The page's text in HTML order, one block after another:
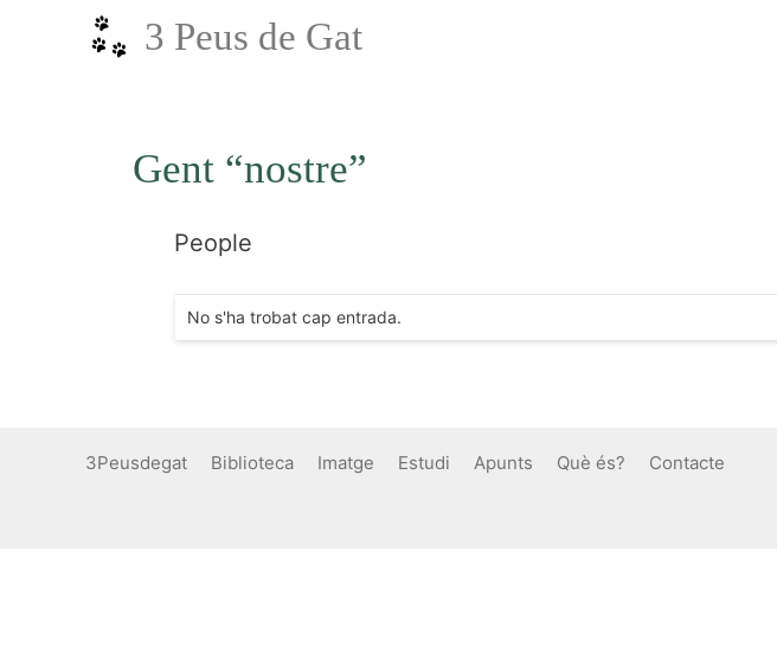
3 Peus de Gat
Gent “nostre”
People
No s'ha trobat cap entrada.
3Peusdegat Biblioteca Imatge Estudi Apunts Què és? Contacte